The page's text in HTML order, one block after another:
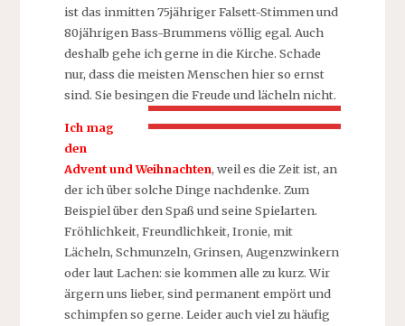
ist das inmitten 75jähriger Falsett-Stimmen und
80jährigen Bass-Brummens völlig egal. Auch
deshalb gehe ich gerne in die Kirche. Schade
nur, dass die meisten Menschen hier so ernst
sind. Sie besingen die Freude und lächeln nicht.
Ich mag
den
Advent und Weihnachten, weil es die Zeit ist, an
der ich über solche Dinge nachdenke. Zum
Beispiel über den Spaß und seine Spielarten.
Fröhlichkeit, Freundlichkeit, Ironie, mit
Lächeln, Schmunzeln, Grinsen, Augenzwinkern
oder laut Lachen: sie kommen alle zu kurz. Wir
ärgern uns lieber, sind permanent empört und
schimpfen so gerne. Leider auch viel zu häufig